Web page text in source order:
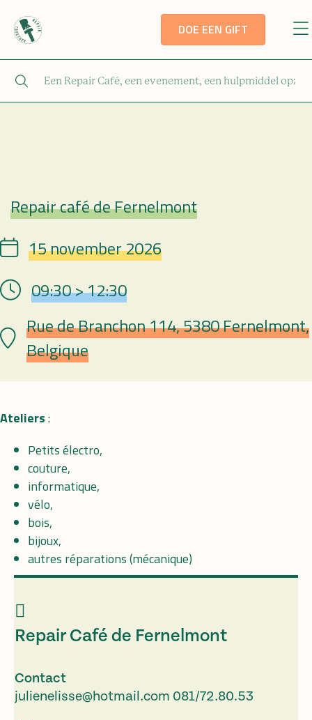
DOE EEN GIFT
Repair Café
Repair café de Fernelmont
Date 15 november 2026
Hour 09:30 > 12:30
PlaatsRue de Branchon 114, 5380 Fernelmont,
Belgique
Ateliers:
Petits électro,
couture,
informatique,
vélo,
bois,
bijoux,
autres réparations (mécanique)
Repair Café de Fernelmont
Contact
julienelisse@hotmail.com 081/72.80.53